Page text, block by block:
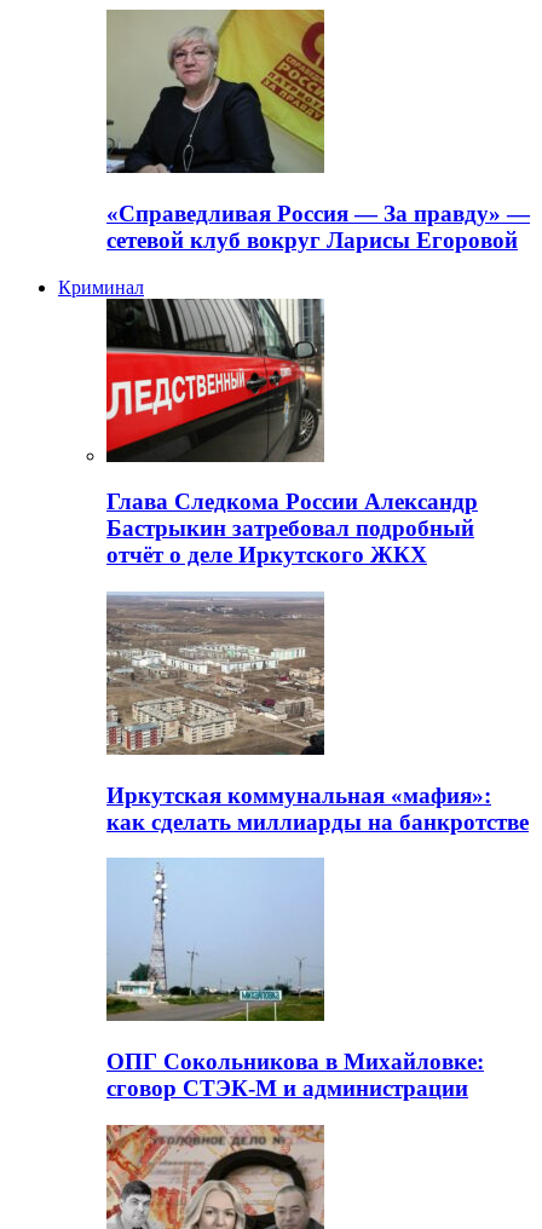
«Справедливая Россия — За правду» —
сетевой клуб вокруг Ларисы Егоровой
Криминал
Глава Следкома России Александр
Бастрыкин затребовал подробный
отчёт о деле Иркутского ЖКХ
Иркутская коммунальная «мафия»:
как сделать миллиарды на банкротстве
ОПГ Сокольникова в Михайловке:
сговор СТЭК-М и администрации